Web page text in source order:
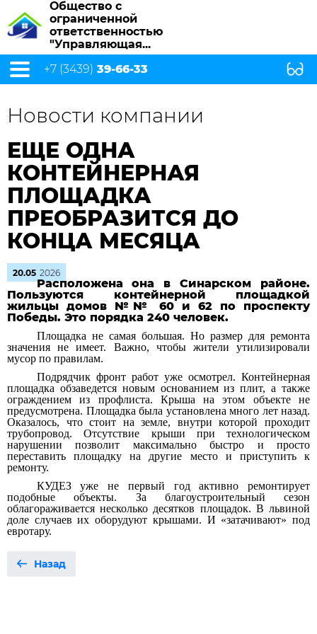
Общество с
ограниченной
ответственностью
"Управляющая...
+7 (3439) 39-66-33
Новости компании
ЕЩЕ ОДНА
КОНТЕЙНЕРНАЯ
ПЛОЩАДКА
ПРЕОБРАЗИТСЯ ДО
КОНЦА МЕСЯЦА
20.05 2026
Расположена она в Синарском районе.
Пользуются контейнерной площадкой
жильцы домов №№ 60 и 62 по проспекту
Победы. Это порядка 240 человек.
Площадка не самая большая. Но размер для ремонта
значения не имеет. Важно, чтобы жители утилизировали
мусор по правилам.
Подрядчик фронт работ уже осмотрел. Контейнерная
площадка обзаведется новым основанием из плит, а также
ограждением из профлиста. Крыша на этом объекте не
предусмотрена. Площадка была установлена много лет назад.
Оказалось, что стоит на земле, внутри которой проходит
трубопровод. Отсутствие крыши при технологическом
нарушении позволит максимально быстро и просто
переставить площадку на другие место и приступить к
ремонту.
КУДЕЗ уже не первый год активно ремонтирует
подобные объекты. За благоустроительный сезон
облагораживается несколько десятков площадок. В львиной
доле случаев их оборудуют крышами. И «затачивают» под
евротару.
Назад